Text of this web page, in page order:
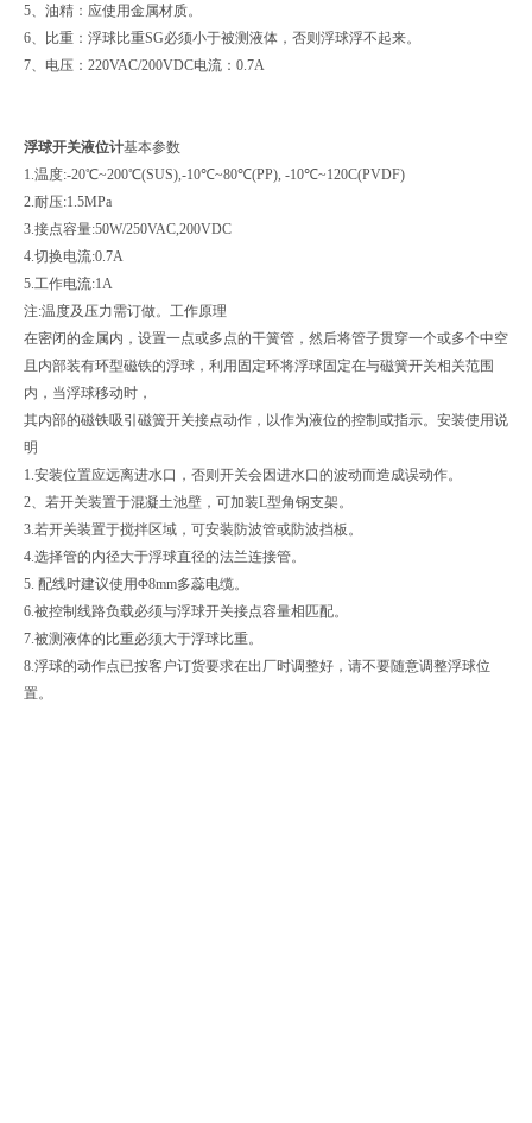
5、油精：应使用金属材质。
6、比重：浮球比重SG必须小于被测液体，否则浮球浮不起来。
7、电压：220VAC/200VDC电流：0.7A
浮球开关液位计基本参数
1.温度:-20℃~200℃(SUS),-10℃~80℃(PP), -10℃~120C(PVDF)
2.耐压:1.5MPa
3.接点容量:50W/250VAC,200VDC
4.切换电流:0.7A
5.工作电流:1A
注:温度及压力需订做。工作原理
在密闭的金属内，设置一点或多点的干簧管，然后将管子贯穿一个或多个中空
且内部装有环型磁铁的浮球，利用固定环将浮球固定在与磁簧开关相关范围
内，当浮球移动时，
其内部的磁铁吸引磁簧开关接点动作，以作为液位的控制或指示。安装使用说
明
1.安装位置应远离进水口，否则开关会因进水口的波动而造成误动作。
2、若开关装置于混凝土池壁，可加装L型角钢支架。
3.若开关装置于搅拌区域，可安装防波管或防波挡板。
4.选择管的内径大于浮球直径的法兰连接管。
5. 配线时建议使用Φ8mm多蕊电缆。
6.被控制线路负载必须与浮球开关接点容量相匹配。
7.被测液体的比重必须大于浮球比重。
8.浮球的动作点已按客户订货要求在出厂时调整好，请不要随意调整浮球位
置。